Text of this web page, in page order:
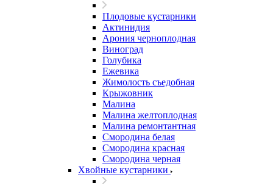
Плодовые кустарники
Актинидия
Арония черноплодная
Виноград
Голубика
Ежевика
Жимолость съедобная
Крыжовник
Малина
Малина желтоплодная
Малина ремонтантная
Смородина белая
Смородина красная
Смородина черная
Хвойные кустарники